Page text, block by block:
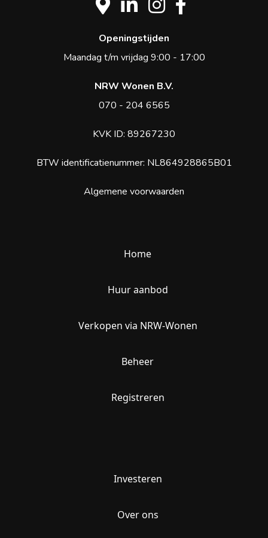
Openingstijden
Maandag t/m vrijdag 9:00 - 17:00
NRW Wonen B.V.
070 - 204 6565
KVK ID: 89267230
BTW identificatienummer: NL864928865B01
Algemene voorwaarden
Home
Huur aanbod
Verkopen via NRW-Wonen
Beheer
Registreren
Investeren
Over ons